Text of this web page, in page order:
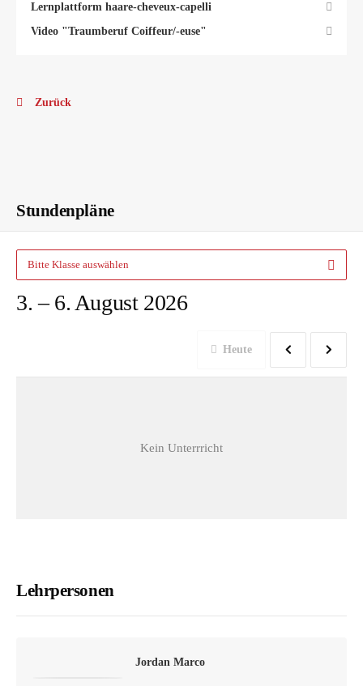
Lernplattform haare-cheveux-capelli
Video "Traumberuf Coiffeur/-euse"
Zurück
Stundenplan
Stundenpläne
Bitte Klasse auswählen
3. – 6. August 2026
Heute
Kein Unterrricht
Lehrpersonen
Jordan Marco